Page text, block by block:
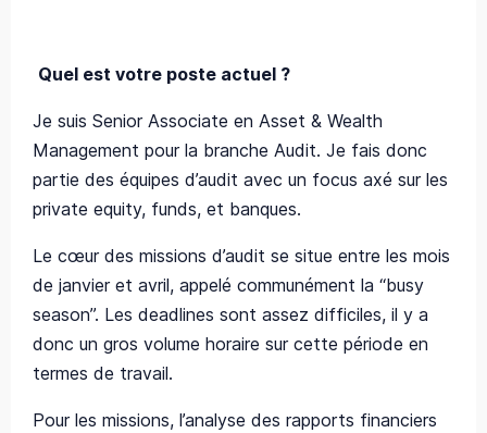
Quel est votre poste actuel ?
Je suis Senior Associate en Asset & Wealth
Management pour la branche Audit. Je fais donc
partie des équipes d’audit avec un focus axé sur les
private equity, funds, et banques.
Le cœur des missions d’audit se situe entre les mois
de janvier et avril, appelé communément la “busy
season”. Les deadlines sont assez difficiles, il y a
donc un gros volume horaire sur cette période en
termes de travail.
Pour les missions, l’analyse des rapports financiers